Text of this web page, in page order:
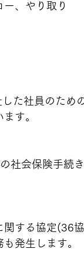
、やり取り
た社員のため
す。
社会保険手続
関する協定(36
発生します。